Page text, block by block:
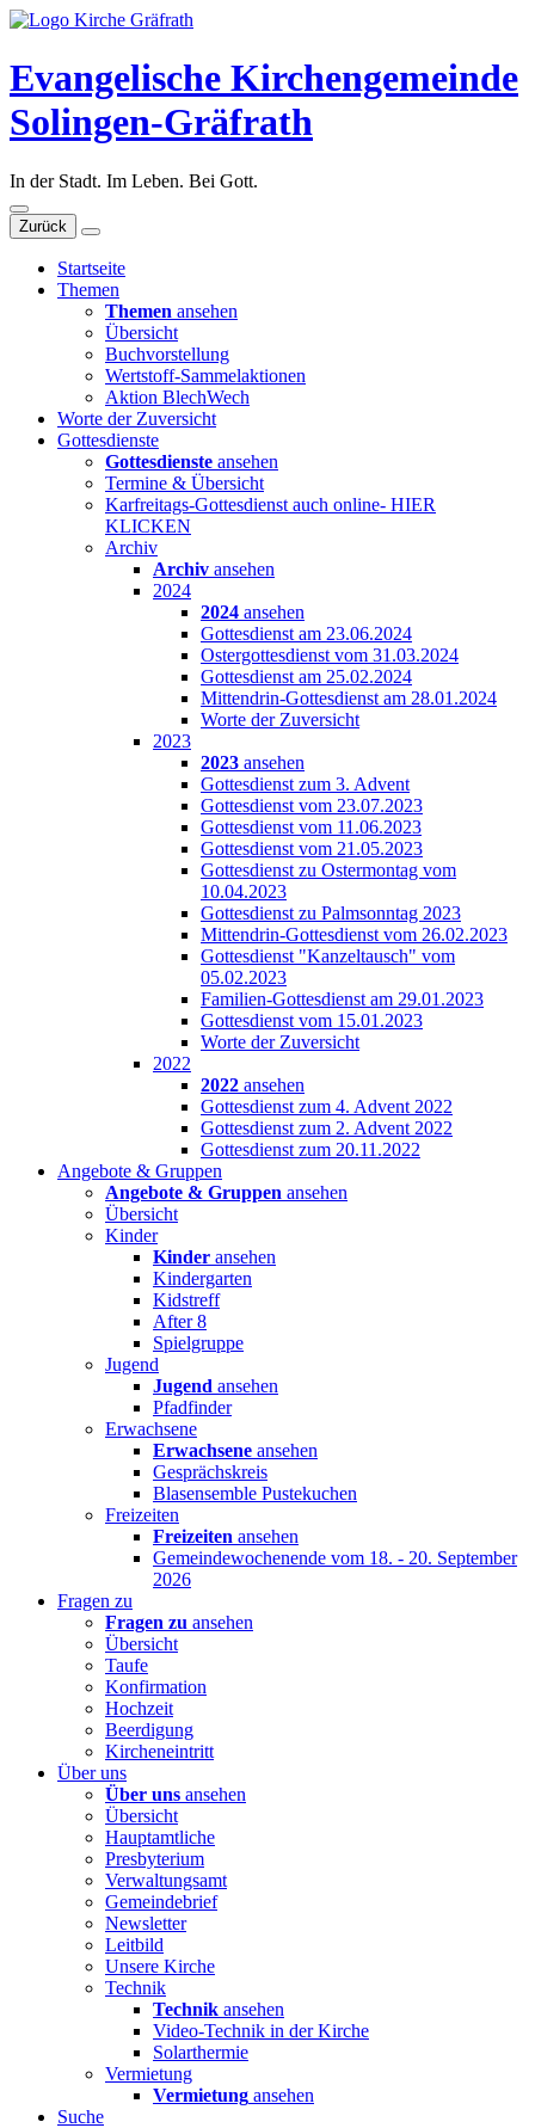
Evangelische Kirchengemeinde
Solingen-Gräfrath
In der Stadt. Im Leben. Bei Gott.
Zurück
Startseite
Themen
Themen ansehen
Übersicht
Buchvorstellung
Wertstoff-Sammelaktionen
Aktion BlechWech
Worte der Zuversicht
Gottesdienste
Gottesdienste ansehen
Termine & Übersicht
Karfreitags-Gottesdienst auch online- HIER
KLICKEN
Archiv
Archiv ansehen
2024
2024 ansehen
Gottesdienst am 23.06.2024
Ostergottesdienst vom 31.03.2024
Gottesdienst am 25.02.2024
Mittendrin-Gottesdienst am 28.01.2024
Worte der Zuversicht
2023
2023 ansehen
Gottesdienst zum 3. Advent
Gottesdienst vom 23.07.2023
Gottesdienst vom 11.06.2023
Gottesdienst vom 21.05.2023
Gottesdienst zu Ostermontag vom
10.04.2023
Gottesdienst zu Palmsonntag 2023
Mittendrin-Gottesdienst vom 26.02.2023
Gottesdienst "Kanzeltausch" vom
05.02.2023
Familien-Gottesdienst am 29.01.2023
Gottesdienst vom 15.01.2023
Worte der Zuversicht
2022
2022 ansehen
Gottesdienst zum 4. Advent 2022
Gottesdienst zum 2. Advent 2022
Gottesdienst zum 20.11.2022
Angebote & Gruppen
Angebote & Gruppen ansehen
Übersicht
Kinder
Kinder ansehen
Kindergarten
Kidstreff
After 8
Spielgruppe
Jugend
Jugend ansehen
Pfadfinder
Erwachsene
Erwachsene ansehen
Gesprächskreis
Blasensemble Pustekuchen
Freizeiten
Freizeiten ansehen
Gemeindewochenende vom 18. - 20. September
2026
Fragen zu
Fragen zu ansehen
Übersicht
Taufe
Konfirmation
Hochzeit
Beerdigung
Kircheneintritt
Über uns
Über uns ansehen
Übersicht
Hauptamtliche
Presbyterium
Verwaltungsamt
Gemeindebrief
Newsletter
Leitbild
Unsere Kirche
Technik
Technik ansehen
Video-Technik in der Kirche
Solarthermie
Vermietung
Vermietung ansehen
Suche